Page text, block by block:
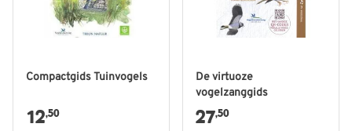
Compactgids Tuinvogels
12,50
De virtuoze
vogelzanggids
27,50